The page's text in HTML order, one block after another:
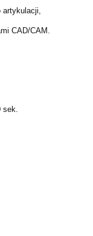
artykulacji,
CAD/CAM.
sek.